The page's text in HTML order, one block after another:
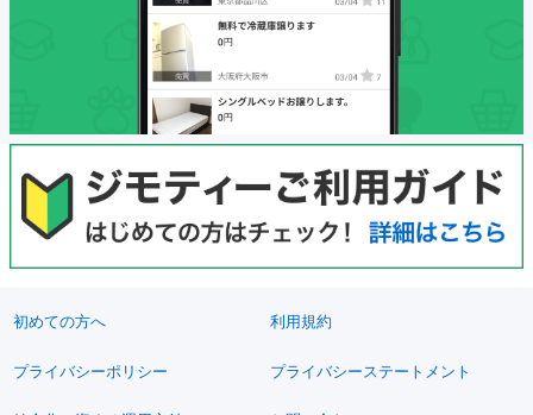
初めての方へ 利用規約
プライバシーポリシー プライバシーステートメント